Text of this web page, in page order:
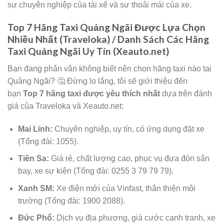
sự chuyên nghiệp của tài xế và sự thoải mái của xe.
Top 7 Hãng Taxi Quảng Ngãi Được Lựa Chọn
Nhiều Nhất (Traveloka) / Danh Sách Các Hãng
Taxi Quảng Ngãi Uy Tín (Xeauto.net)
Bạn đang phân vân không biết nên chọn hãng taxi nào tại
Quảng Ngãi? 🤔 Đừng lo lắng, tôi sẽ giới thiệu đến
bạn Top 7 hãng taxi được yêu thích nhất dựa trên đánh
giá của Traveloka và Xeauto.net:
Mai Linh: Chuyên nghiệp, uy tín, có ứng dụng đặt xe
(Tổng đài: 1055).
Tiên Sa: Giá rẻ, chất lượng cao, phục vụ đưa đón sân
bay, xe sự kiện (Tổng đài: 0255 3 79 79 79).
Xanh SM: Xe điện mới của Vinfast, thân thiện môi
trường (Tổng đài: 1900 2088).
Đức Phổ: Dịch vụ địa phương, giá cước cạnh tranh, xe